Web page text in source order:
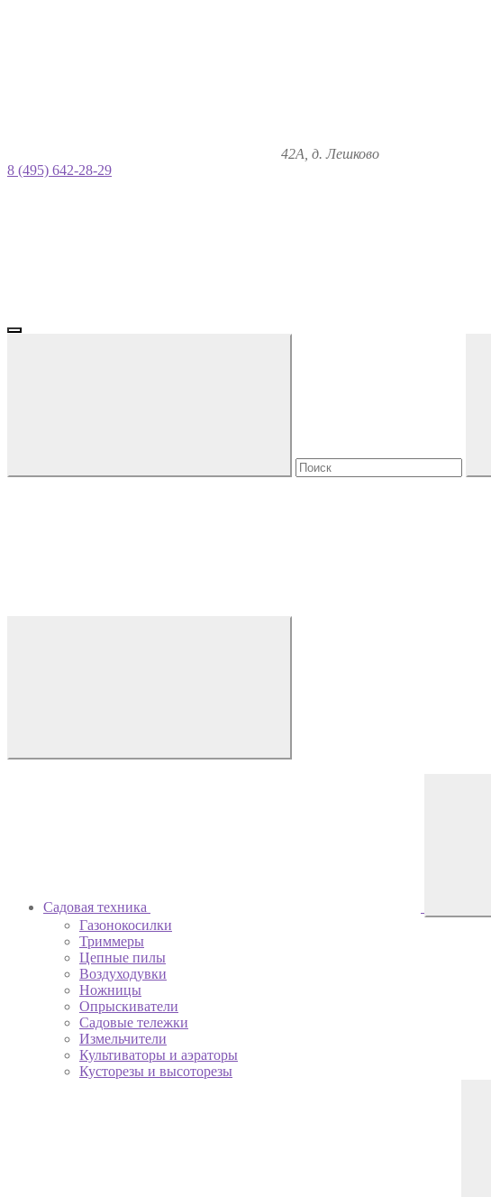
42А, д. Лешково
8 (495) 642-28-29
Садовая техника
Газонокосилки
Триммеры
Цепные пилы
Воздуходувки
Ножницы
Опрыскиватели
Садовые тележки
Измельчители
Культиваторы и аэраторы
Кусторезы и высоторезы